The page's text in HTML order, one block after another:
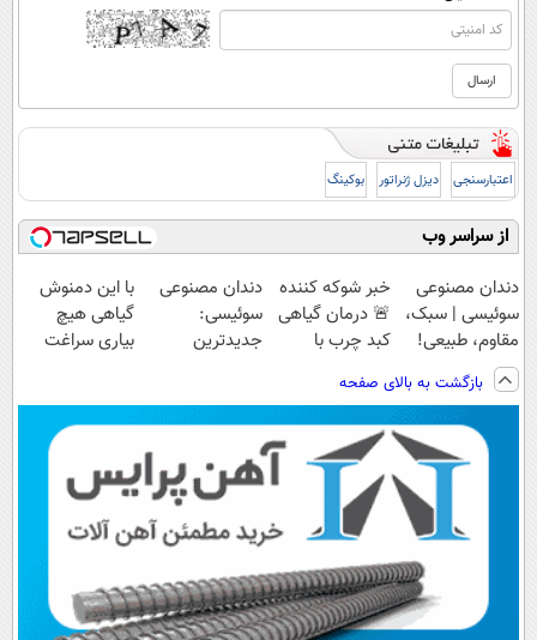
اعتبارسنجی دیزل ژنراتور بوکینگ
از سراسر وب
دندان مصنوعی
سوئیسی | سبک،
مقاوم، طبیعی!
ویزیت
رایگان+پرداخت
اقساطی😍
خبر شوکه کننده
🚨 درمان گیاهی
کبد چرب با
دندان مصنوعی
سوئیسی:
جدیدترین
پرداخت قسطی
با این دمنوش
گیاهی هیچ
بیاری سراغت
بازگشت به بالای صفحه